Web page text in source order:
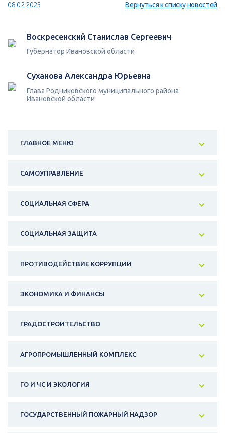
08.02.2023 Вернуться к списку новостей
Воскресенский Станислав Сергеевич
Губернатор Ивановской области
Суханова Александра Юрьевна
Глава Родниковского муниципального района
Ивановской области
ГЛАВНОЕ МЕНЮ
САМОУПРАВЛЕНИЕ
СОЦИАЛЬНАЯ СФЕРА
СОЦИАЛЬНАЯ ЗАЩИТА
ПРОТИВОДЕЙСТВИЕ КОРРУПЦИИ
ЭКОНОМИКА И ФИНАНСЫ
ГРАДОСТРОИТЕЛЬСТВО
АГРОПРОМЫШЛЕННЫЙ КОМПЛЕКС
ГО И ЧС И ЭКОЛОГИЯ
ГОСУДАРСТВЕННЫЙ ПОЖАРНЫЙ НАДЗОР